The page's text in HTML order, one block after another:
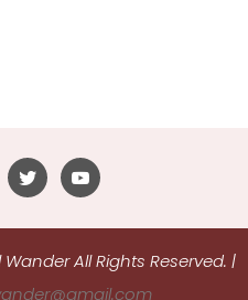
All Rights Reserved. |